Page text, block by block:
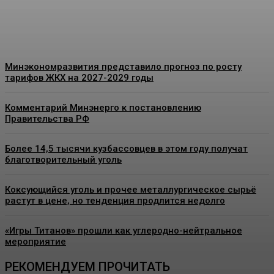
Минэкономразвития представило прогноз по росту
тарифов ЖКХ на 2027-2029 годы
Комментарий Минэнерго к постановлению
Правительства РФ
Более 14,5 тысячи кузбассовцев в этом году получат
благотворительный уголь
Коксующийся уголь и прочее металлургическое сырьё
растут в цене, но тенденция продлится недолго
«Игры Титанов» прошли как углеродно-нейтральное
мероприятие
РЕКОМЕНДУЕМ ПРОЧИТАТЬ